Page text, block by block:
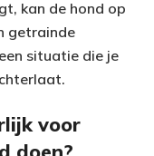
kan de hond op
getrainde
situatie die je
voor
doen?